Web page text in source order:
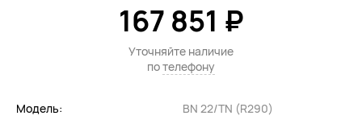
Модель: BN 22/TN (R290)
167 851 ₽
Уточняйте наличие
потелефону